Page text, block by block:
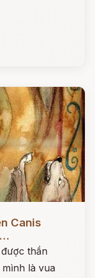
Canis
thần
là vua